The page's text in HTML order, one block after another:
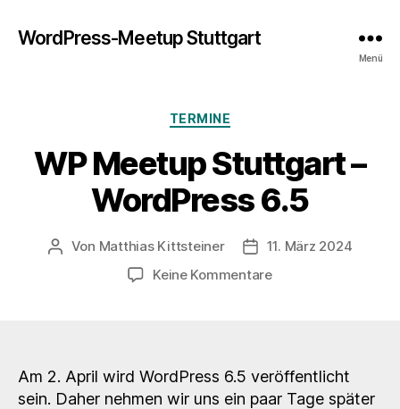
WordPress-Meetup Stuttgart
Menü
Kategorien
TERMINE
WP Meetup Stuttgart –
WordPress 6.5
Beitragsautor
Von Matthias Kittsteiner
11. März 2024
Keine Kommentarezu
WordPress
6.5
Am 2. April wird WordPress 6.5 veröffentlicht
sein. Daher nehmen wir uns ein paar Tage später